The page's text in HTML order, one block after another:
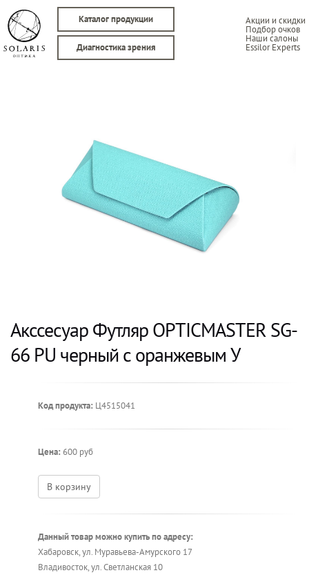
Каталог продукции Акции и скидки
Подбор очков
Наши салоны
Essilor Experts
Диагностика зрения
Акссесуар Футляр OPTICMASTER SG-
66 PU черный с оранжевым У
Код продукта: Ц4515041
Цена: 600 руб
В корзину
Данный товар можно купить по адресу:
Хабаровск, ул. Муравьева-Амурского 17
Владивосток, ул. Светланская 10